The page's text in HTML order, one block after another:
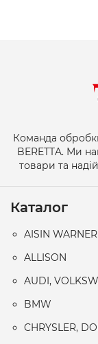
Команда
BERETTA. Ми
товари та
Каталог
AISIN WARNER
ALLISON
AUDI,
BMW
CHRYSLER,